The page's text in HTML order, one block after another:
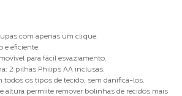
com apenas um clique.
e eficiente.
para fácil esvaziamento.
2 pilhas Philips AA inclusas.
todos os tipos de tecido, sem danificá-los.
altura permiite remover bolinhas de recidos mais